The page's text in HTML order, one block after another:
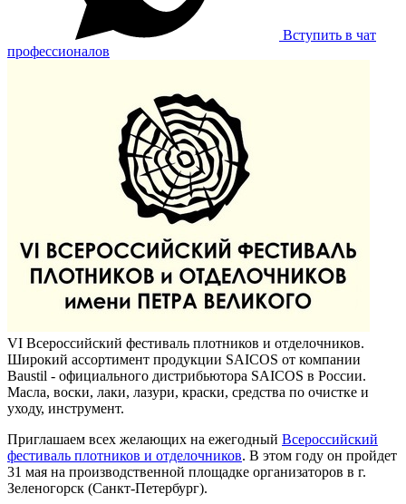
Вступить в чат
профессионалов
VI Всероссийский фестиваль плотников и отделочников.
Широкий ассортимент продукции SAICOS от компании
Baustil - официального дистрибьютора SAICOS в России.
Масла, воски, лаки, лазури, краски, средства по очистке и
уходу, инструмент.
Приглашаем всех желающих на ежегодный Всероссийский
фестиваль плотников и отделочников. В этом году он пройдет
31 мая на производственной площадке организаторов в г.
Зеленогорск (Санкт-Петербург).